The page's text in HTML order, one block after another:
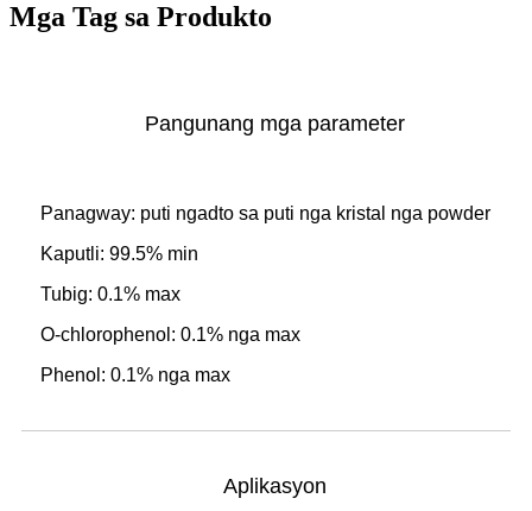
Mga Tag sa Produkto
Pangunang mga parameter
Panagway: puti ngadto sa puti nga kristal nga powder
Kaputli: 99.5% min
Tubig: 0.1% max
O-chlorophenol: 0.1% nga max
Phenol: 0.1% nga max
Aplikasyon